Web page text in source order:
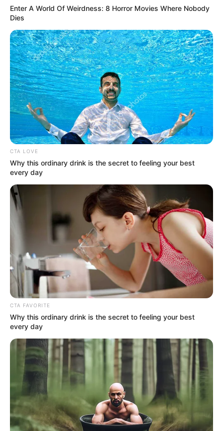
Em 10º lugar, está este vaso de flor feito com
colheres de plástico, que são muito utilizadas em
festas infantis. Com o toque artesanal certo,
Enter A World Of Weirdness: 8 Horror Movies Where Nobody
Dies
CTA LOVE
Why this ordinary drink is the secret to feeling your best
every day
CTA FAVORITE
Why this ordinary drink is the secret to feeling your best
every day